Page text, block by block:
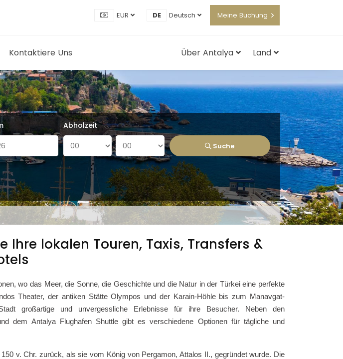
EUR DE Deutsch Meine Buchung
Kontaktiere Uns Land
Über Antalya
Abholzeit
Suche
lokalen Touren, Taxis, Transfers &
wo das Meer, die Sonne, die Geschichte und die Natur in der Türkei eine perfekte
Theater, der antiken Stätte Olympos und der Karain-Höhle bis zum Manavgat-
großartige und unvergessliche Erlebnisse für ihre Besucher. Neben den
dem Antalya Flughafen Shuttle gibt es verschiedene Optionen für tägliche und
v. Chr. zurück, als sie vom König von Pergamon, Attalos II., gegründet wurde. Die